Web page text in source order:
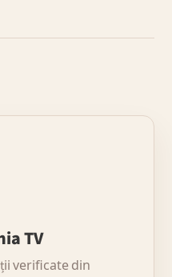
TV
verificate din